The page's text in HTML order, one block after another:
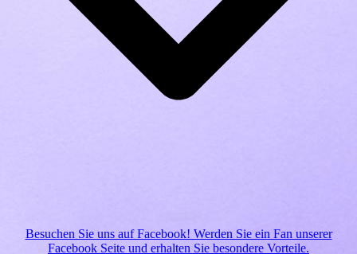
Besuchen Sie uns auf Facebook! Werden Sie ein Fan unserer
Facebook Seite und erhalten Sie besondere Vorteile.